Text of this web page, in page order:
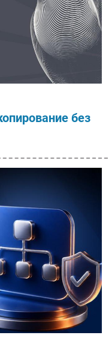
без